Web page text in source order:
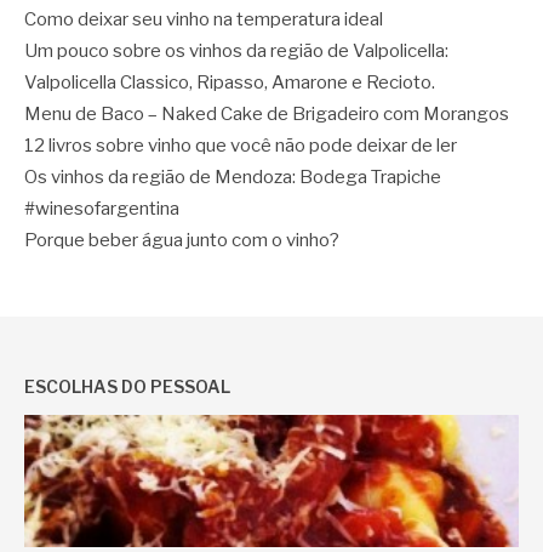
Como deixar seu vinho na temperatura ideal
Um pouco sobre os vinhos da região de Valpolicella:
Valpolicella Classico, Ripasso, Amarone e Recioto.
Menu de Baco – Naked Cake de Brigadeiro com Morangos
12 livros sobre vinho que você não pode deixar de ler
Os vinhos da região de Mendoza: Bodega Trapiche
#winesofargentina
Porque beber água junto com o vinho?
ESCOLHAS DO PESSOAL